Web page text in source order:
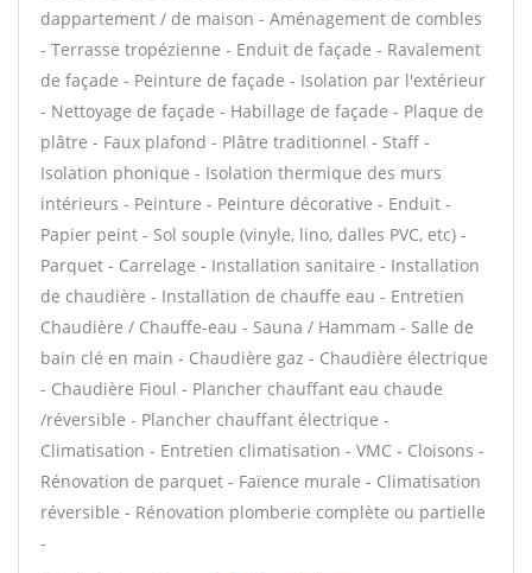
dappartement / de maison - Aménagement de combles
- Terrasse tropézienne - Enduit de façade - Ravalement
de façade - Peinture de façade - Isolation par l'extérieur
- Nettoyage de façade - Habillage de façade - Plaque de
plâtre - Faux plafond - Plâtre traditionnel - Staff -
Isolation phonique - Isolation thermique des murs
intérieurs - Peinture - Peinture décorative - Enduit -
Papier peint - Sol souple (vinyle, lino, dalles PVC, etc) -
Parquet - Carrelage - Installation sanitaire - Installation
de chaudière - Installation de chauffe eau - Entretien
Chaudière / Chauffe-eau - Sauna / Hammam - Salle de
bain clé en main - Chaudière gaz - Chaudière électrique
- Chaudière Fioul - Plancher chauffant eau chaude
/réversible - Plancher chauffant électrique -
Climatisation - Entretien climatisation - VMC - Cloisons -
Rénovation de parquet - Faïence murale - Climatisation
réversible - Rénovation plomberie complète ou partielle
-